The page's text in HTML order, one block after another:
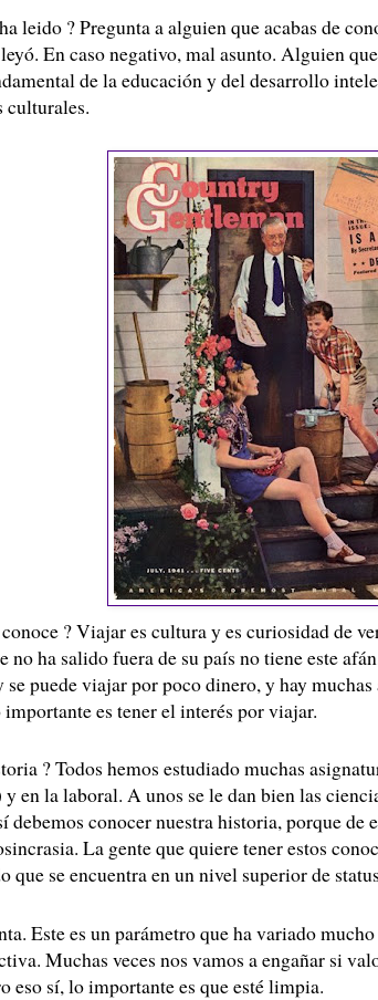
leido ? Pregunta a alguien que acabas de
En caso negativo, mal asunto. Alguien
de la educación y del desarrollo
culturales.
? Viajar es cultura y es curiosidad de
no ha salido fuera de su país no tiene este
puede viajar por poco dinero, y hay
es tener el interés por viajar.
? Todos hemos estudiado muchas
en la laboral. A unos se le dan bien las
debemos conocer nuestra historia, porque de
La gente que quiere tener estos
que se encuentra en un nivel superior de
Este es un parámetro que ha variado
Muchas veces nos vamos a engañar si
eso sí, lo importante es que esté limpia.